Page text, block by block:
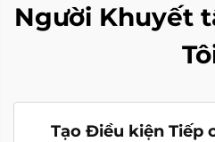
Người Khuyết
Tạo Điều kiện Tiếp